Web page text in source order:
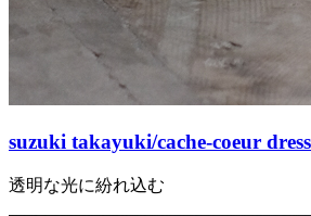
suzuki takayuki/cache-coeur
透明な光に紛れ込む